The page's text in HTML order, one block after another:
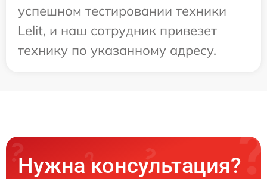
успешном тестировании техники
Lelit, и наш сотрудник привезет
технику по указанному адресу.
Нужна консультация?